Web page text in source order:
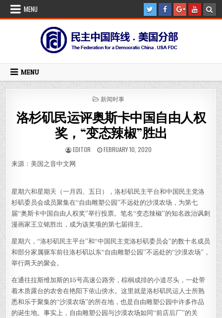
Skip
MENU
MENU
POSTED
新闻时事
洛杉矶民运评奥斯卡中国自由人权
奖，“变态辣椒”胜出
AUTHOR:
EDITOR
PUBLISHED
FEBRUARY 10, 2020
来源：美国之音中文网
星期六和星期天（一月四、五日），洛杉矶民主平台和中国民主党洛
杉矶委员会成员聚集在“自由雕塑公园”不远处的沙漠农场，为第七
届“奥斯卡中国自由人权奖”举行投票。笔名“变态辣椒”的知名政治讽刺
漫画家王立铭胜出，成为该奖项的第七届得主。
星期六，“洛杉矶民主平台”和“中国民主党洛杉矶委员会”的数十名成员
和部分家属驱车前往洛杉矶以东“自由雕塑公园”不远处的“沙漠农场”，
举行两天的聚会。
在通往拉斯维加斯的15号高速公路旁，棕榈成排的小道尽头，一处带
着木质露台的农舍在艳阳下依山傍水。这里就是洛杉矶民运人士所熟
悉和乐于聚集的“沙漠农场”的所在地，也是自由雕塑公园中许多作品
的诞生地。事实上，自由雕塑公园与沙漠农场如同“前店后厂”的关